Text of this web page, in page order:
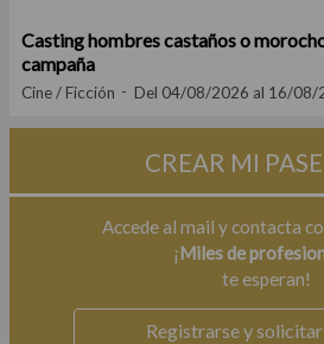
Casting hombres castaños o
campaña
Cine / Ficción Del 04/08/2026 al 16/08/
CREAR MI
Accede al mail y contacta
¡Miles de
te esperan!
Registrarse y